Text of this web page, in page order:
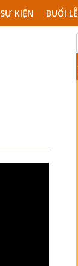
SỰ KIỆN BUỔI LỄ